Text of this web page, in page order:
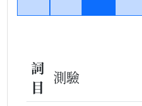
詞
目
測驗